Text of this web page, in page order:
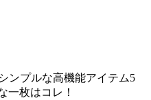
ンプルな高機能アイテム5
一枚はコレ！